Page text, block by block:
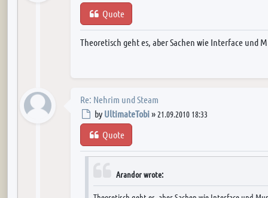
Quote
Theoretisch geht es, aber Sachen wie Interface und
Re: Nehrim und Steam
Post
by UltimateTobi» 21.09.2010 18:33
Quote
Arandor wrote: